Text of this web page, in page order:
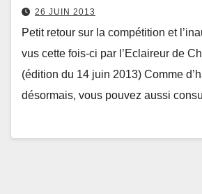
26 JUIN 2013
Petit retour sur la compétition et
vus cette fois-ci par l’Eclaireur de
(édition du 14 juin 2013) Comme
désormais, vous pouvez aussi